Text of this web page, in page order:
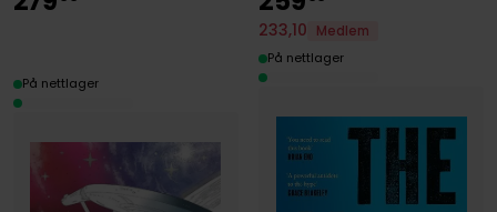
På nettlager
233,10
Medlem
På nettlager